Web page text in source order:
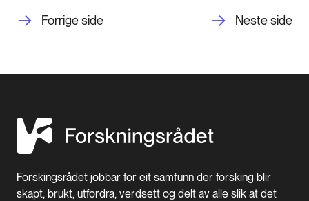
Forrige side Neste side
Forskingsrådet jobbar for eit samfunn der forsking blir
skapt, brukt, utfordra, verdsett og delt av alle slik at det